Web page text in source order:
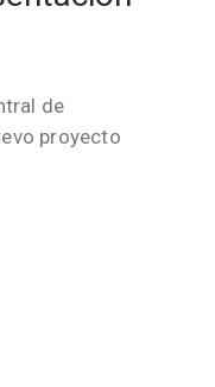
de
proyecto